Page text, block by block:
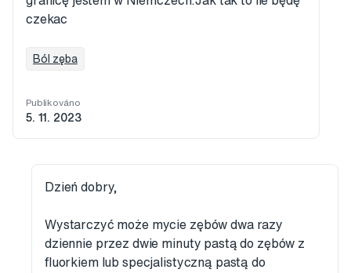
czekac
Ból zęba
Publikováno
5. 11. 2023
Dzień dobry,
Wystarczyć może mycie zębów dwa razy
dziennie przez dwie minuty pastą do zębów z
fluorkiem lub specjalistyczną pastą do